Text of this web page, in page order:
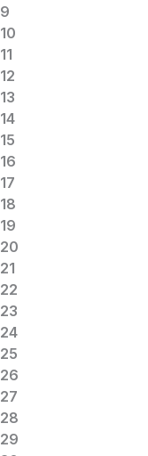
9
10
11
12
13
14
15
16
17
18
19
20
21
22
23
24
25
26
27
28
29